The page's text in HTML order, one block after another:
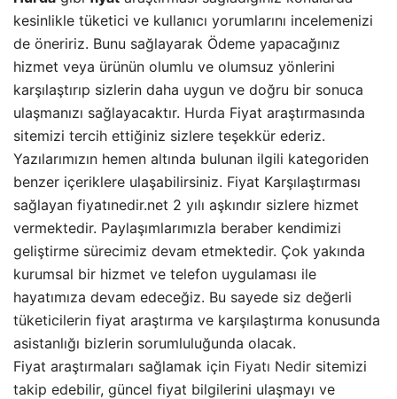
kesinlikle tüketici ve kullanıcı yorumlarını incelemenizi
de öneririz. Bunu sağlayarak Ödeme yapacağınız
hizmet veya ürünün olumlu ve olumsuz yönlerini
karşılaştırıp sizlerin daha uygun ve doğru bir sonuca
ulaşmanızı sağlayacaktır. Hurda Fiyat araştırmasında
sitemizi tercih ettiğiniz sizlere teşekkür ederiz.
Yazılarımızın hemen altında bulunan ilgili kategoriden
benzer içeriklere ulaşabilirsiniz. Fiyat Karşılaştırması
sağlayan fiyatınedir.net 2 yılı aşkındır sizlere hizmet
vermektedir. Paylaşımlarımızla beraber kendimizi
geliştirme sürecimiz devam etmektedir. Çok yakında
kurumsal bir hizmet ve telefon uygulaması ile
hayatımıza devam edeceğiz. Bu sayede siz değerli
tüketicilerin fiyat araştırma ve karşılaştırma konusunda
asistanlığı bizlerin sorumluluğunda olacak.
Fiyat araştırmaları sağlamak için Fiyatı Nedir sitemizi
takip edebilir, güncel fiyat bilgilerini ulaşmayı ve